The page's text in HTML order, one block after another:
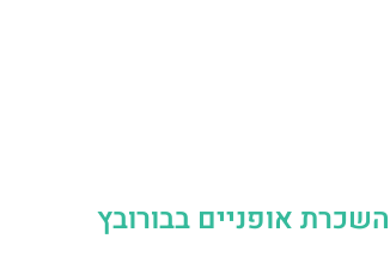
השכרת אופניים בבורובץ